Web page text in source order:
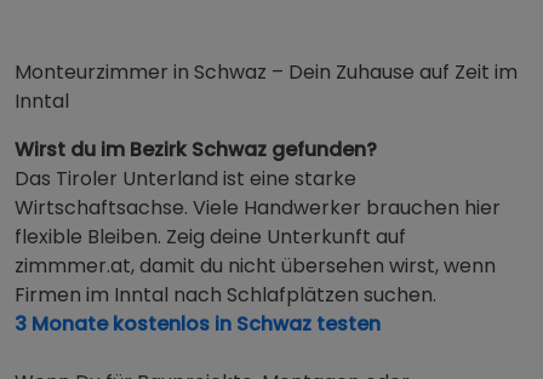
Für die aktuelle Suche einen neuen Suchagenten
anlegen
Monteurzimmer in Schwaz – Dein Zuhause auf Zeit im
Inntal
Wirst du im Bezirk Schwaz gefunden?
Das Tiroler Unterland ist eine starke